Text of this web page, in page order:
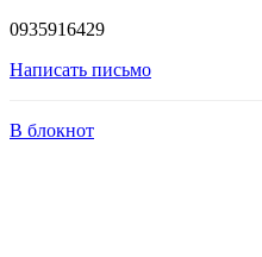
0935916429
Написать письмо
В блокнот